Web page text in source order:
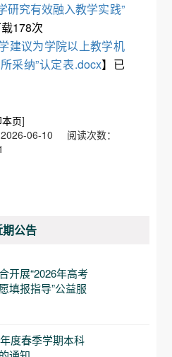
研究有效融入教学实践”
178次
建议为学院以上教学机
采纳”认定表.docx】已
页]
06-10 阅读次数：
期公告
开展“2026年高考
填报指导”公益服
度春季学期本科